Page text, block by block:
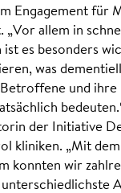
Engagement für
„Vor allem in
es besonders
was
und ihre
der Initiative
kliniken. „Mit
konnten wir